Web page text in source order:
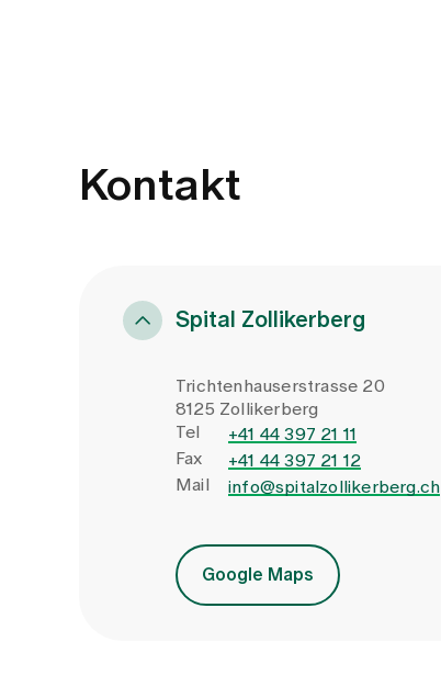
Kontakt
Spital Zollikerberg
Trichtenhauserstrasse 20
8125 Zollikerberg
Tel
+41 44 397 21 11
Fax
+41 44 397 21 12
Mail
info@spitalzollikerberg.ch
Google Maps